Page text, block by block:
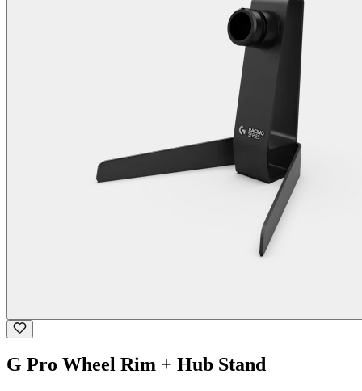
G Pro Wheel Rim + Hub Stand